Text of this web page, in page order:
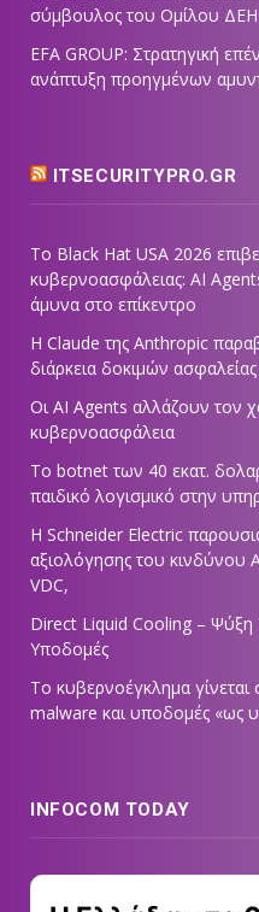
σύμβουλος του Ομίλου ΔΕΗ
EFA GROUP: Στρατηγική
ανάπτυξη προηγμένων
ITSECURITYPRO.GR
Το Black Hat USA 2026
κυβερνοασφάλειας: AI
άμυνα στο επίκεντρο
Η Claude της Anthropic
διάρκεια δοκιμών ασφαλείας
Οι AI Agents αλλάζουν τον
κυβερνοασφάλεια
Το botnet των 40 εκατ.
παιδικό λογισμικό στην
Η Schneider Electric
αξιολόγησης του κινδύνου
VDC,
Direct Liquid Cooling – Ψύξη
Υποδομές
Το κυβερνοέγκλημα
malware και υποδομές «ως
INFOCOM TODAY